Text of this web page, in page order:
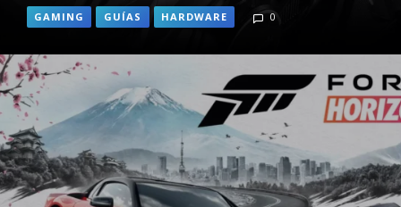
GAMING GUÍAS HARDWARE 0